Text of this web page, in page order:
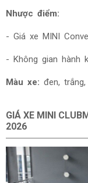
Nhược điểm:
- Giá xe MINI
- Không gian hành
Màu xe: đen,
GIÁ XE MINI
2026